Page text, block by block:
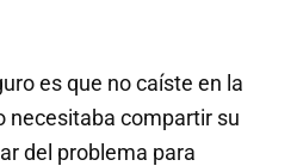
es que no caíste en la
necesitaba compartir su
del problema para